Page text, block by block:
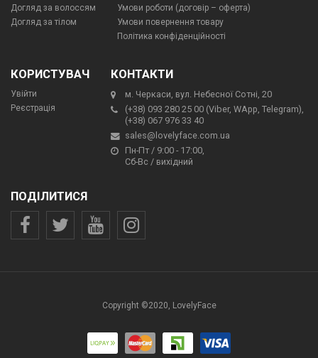
Догляд за волоссям
Догляд за тілом
Умови роботи (договір – оферта)
Умови повернення товару
Політика конфіденційності
КОРИСТУВАЧ
Увійти
Реєстрація
КОНТАКТИ
м. Черкаси, вул. Небесної Сотні, 20
(+38) 093 280 25 00 (Viber, WApp, Telegram),
(+38) 067 976 33 40
sales@lovelyface.com.ua
Пн-Пт / 9:00 - 17:00,
Сб-Вс / вихідний
ПОДІЛИТИСЯ
Copyright ©2020, LovelyFace